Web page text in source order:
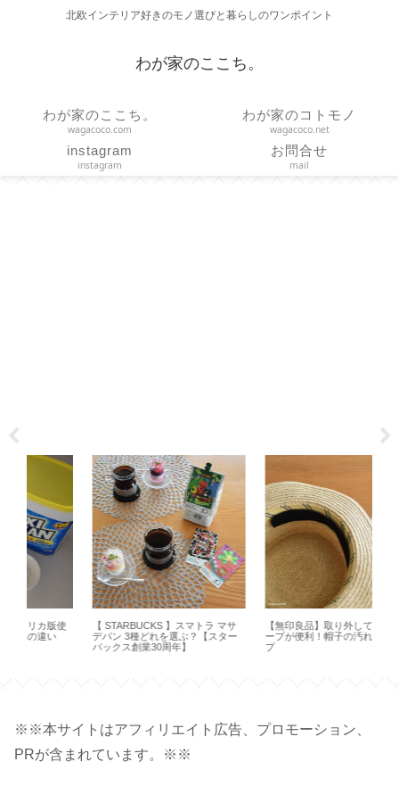
北欧インテリア好きのモノ選びと暮らしのワンポイント
わが家のここち。
わが家のここち。
wagacoco.com
わが家のコトモノ
wagacoco.net
instagram
instagram
お問合せ
mail
【 STARBUCKS 】スマトラ マサ
デパン 3種どれを選ぶ？【スター
バックス創業30周年】
【無印良品】取り外して洗えるテ
ープが便利！帽子の汚れ防止テー
※※本サイトはアフィリエイト広告、プロモーション、
PRが含まれています。※※